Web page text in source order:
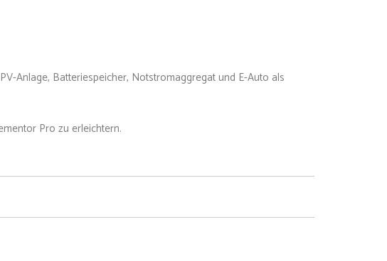
Anlage, Batteriespeicher, Notstromaggregat und E-Auto als
Pro zu erleichtern.